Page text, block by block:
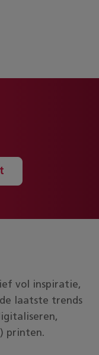
vol inspiratie,
laatste trends
printen.